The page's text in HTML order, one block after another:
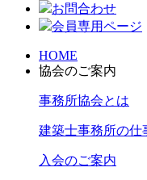
お問合わせ
会員専用ページ
HOME
協会のご案内
事務所協会とは
建築士事務所の仕
入会のご案内